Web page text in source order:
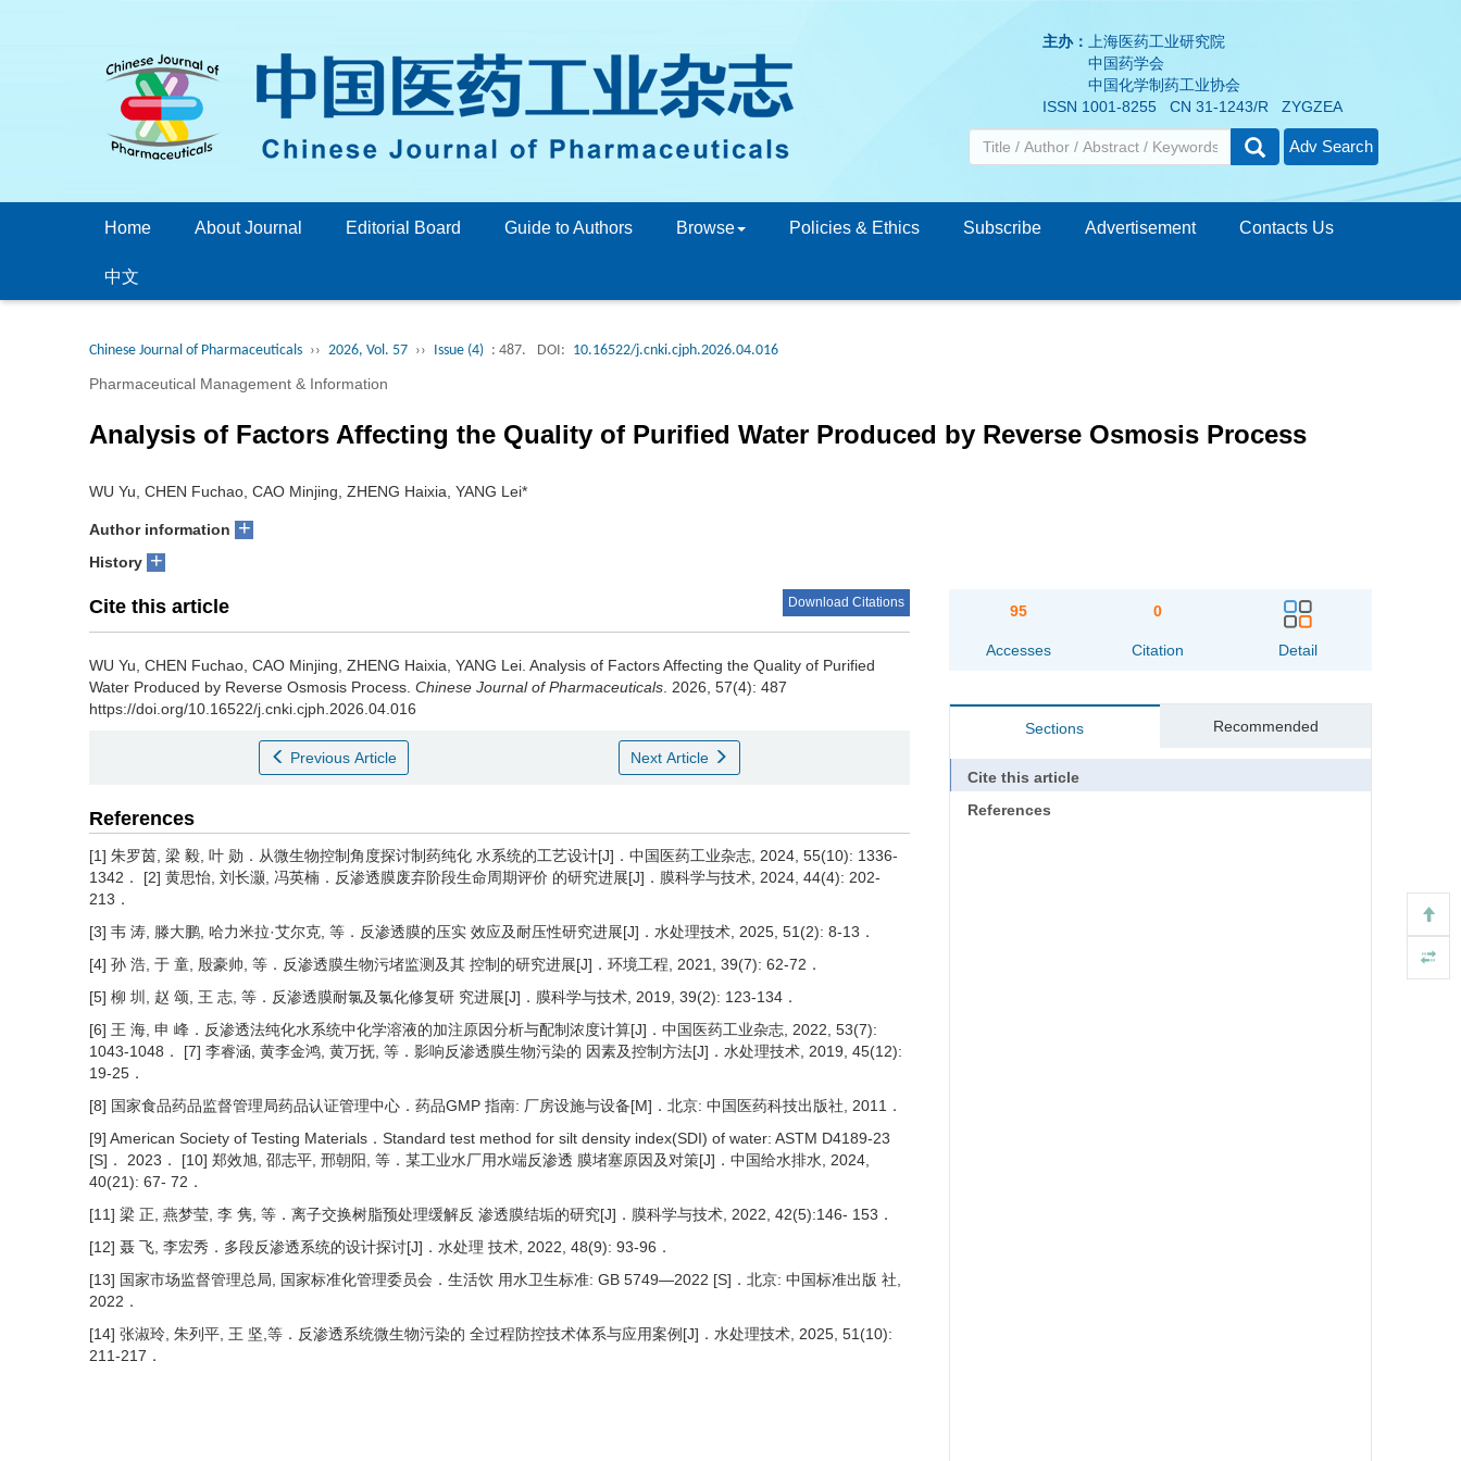
主办：
上海医药工业研究院
中国药学会
中国化学制药工业协会
ISSN 1001-8255 CN 31-1243/R ZYGZEA
Adv Search
Home About Journal Editorial Board Guide to Authors Browse Policies & Ethics Subscribe Advertisement Contacts Us
中文
Chinese Journal of Pharmaceuticals ›› 2026, Vol. 57 ›› Issue (4) : 487. DOI: 10.16522/j.cnki.cjph.2026.04.016
Pharmaceutical Management & Information
Analysis of Factors Affecting the Quality of Purified Water Produced by Reverse Osmosis Process
WU Yu, CHEN Fuchao, CAO Minjing, ZHENG Haixia, YANG Lei*
Author information +
History +
Cite this article Download Citations
WU Yu, CHEN Fuchao, CAO Minjing, ZHENG Haixia, YANG Lei. Analysis of Factors Affecting the Quality of Purified
Water Produced by Reverse Osmosis Process. Chinese Journal of Pharmaceuticals . 2026, 57(4): 487
https://doi.org/10.16522/j.cnki.cjph.2026.04.016
Previous Article Next Article
References
[1] 朱罗茵, 梁 毅, 叶 勋．从微生物控制角度探讨制药纯化 水系统的工艺设计[J]．中国医药工业杂志, 2024, 55(10): 1336-
1342． [2] 黄思怡, 刘长灏, 冯英楠．反渗透膜废弃阶段生命周期评价 的研究进展[J]．膜科学与技术, 2024, 44(4): 202-
213．
[3] 韦 涛, 滕大鹏, 哈力米拉·艾尔克, 等．反渗透膜的压实 效应及耐压性研究进展[J]．水处理技术, 2025, 51(2): 8-13．
[4] 孙 浩, 于 童, 殷豪帅, 等．反渗透膜生物污堵监测及其 控制的研究进展[J]．环境工程, 2021, 39(7): 62-72．
[5] 柳 圳, 赵 颂, 王 志, 等．反渗透膜耐氯及氯化修复研 究进展[J]．膜科学与技术, 2019, 39(2): 123-134．
[6] 王 海, 申 峰．反渗透法纯化水系统中化学溶液的加注原因分析与配制浓度计算[J]．中国医药工业杂志, 2022, 53(7):
1043-1048． [7] 李睿涵, 黄李金鸿, 黄万抚, 等．影响反渗透膜生物污染的 因素及控制方法[J]．水处理技术, 2019, 45(12):
19-25．
[8] 国家食品药品监督管理局药品认证管理中心．药品GMP 指南: 厂房设施与设备[M]．北京: 中国医药科技出版社, 2011．
[9] American Society of Testing Materials．Standard test method for silt density index(SDI) of water: ASTM D4189-23
[S]． 2023． [10] 郑效旭, 邵志平, 邢朝阳, 等．某工业水厂用水端反渗透 膜堵塞原因及对策[J]．中国给水排水, 2024,
40(21): 67- 72．
[11] 梁 正, 燕梦莹, 李 隽, 等．离子交换树脂预处理缓解反 渗透膜结垢的研究[J]．膜科学与技术, 2022, 42(5):146- 153．
[12] 聂 飞, 李宏秀．多段反渗透系统的设计探讨[J]．水处理 技术, 2022, 48(9): 93-96．
[13] 国家市场监督管理总局, 国家标准化管理委员会．生活饮 用水卫生标准: GB 5749—2022 [S]．北京: 中国标准出版 社,
2022．
[14] 张淑玲, 朱列平, 王 坚,等．反渗透系统微生物污染的 全过程防控技术体系与应用案例[J]．水处理技术, 2025, 51(10):
211-217．
95
Accesses
0
Citation Detail
Sections Recommended
Cite this article
References